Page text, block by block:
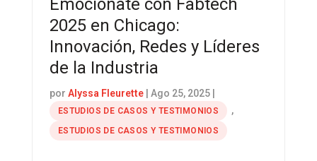
Emociónate con Fabtech
2025 en Chicago:
Innovación, Redes y Líderes
de la Industria
por Alyssa Fleurette| Ago 25, 2025|
ESTUDIOS DE CASOS Y TESTIMONIOS ,
ESTUDIOS DE CASOS Y TESTIMONIOS